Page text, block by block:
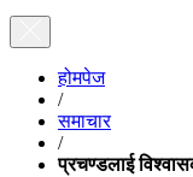
होमपेज
/
समाचार
/
प्रचण्डलाई